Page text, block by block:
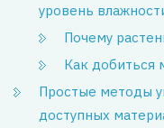
уровень
Почему
Как добиться
Простые методы
доступных